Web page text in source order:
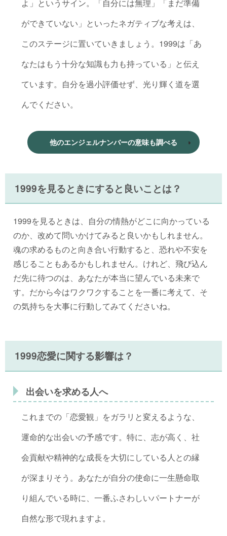
よ」というサイン。「自分には無理」「まだ準備
ができていない」といったネガティブな考えは、
このステージに置いていきましょう。1999は「あ
なたはもう十分な知識も力も持っている」と伝え
ています。自分を過小評価せず、光り輝く道を選
んでください。
他のエンジェルナンバーの意味も調べる
1999を見るときにすると良いことは？
1999を見るときは、自分の情熱がどこに向かっている
のか、改めて問いかけてみると良いかもしれません。
魂の求めるものと向き合い行動すると、恐れや不安を
感じることもあるかもしれません。けれど、飛び込ん
だ先に待つのは、あなたが本当に望んでいる未来で
す。だから今はワクワクすることを一番に考えて、そ
の気持ちを大事に行動してみてくださいね。
1999恋愛に関する影響は？
出会いを求める人へ
これまでの「恋愛観」をガラリと変えるような、
運命的な出会いの予感です。特に、志が高く、社
会貢献や精神的な成長を大切にしている人との縁
が深まりそう。あなたが自分の使命に一生懸命取
り組んでいる時に、一番ふさわしいパートナーが
自然な形で現れますよ。